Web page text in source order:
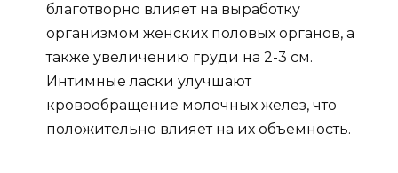
благотворно влияет на выработку
организмом женских половых органов, а
также увеличению груди на 2-3 см.
Интимные ласки улучшают
кровообращение молочных желез, что
положительно влияет на их объемность.